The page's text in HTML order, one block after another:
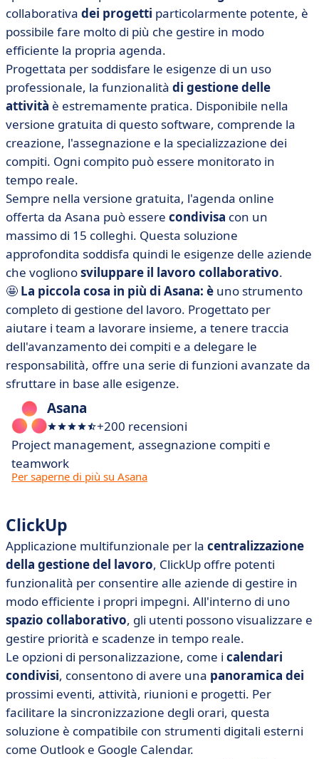
collaborativa dei progetti particolarmente potente, è
possibile fare molto di più che gestire in modo
efficiente la propria agenda.
Progettata per soddisfare le esigenze di un uso
professionale, la funzionalità di gestione delle
attività è estremamente pratica. Disponibile nella
versione gratuita di questo software, comprende la
creazione, l'assegnazione e la specializzazione dei
compiti. Ogni compito può essere monitorato in
tempo reale.
Sempre nella versione gratuita, l'agenda online
offerta da Asana può essere condivisa con un
massimo di 15 colleghi. Questa soluzione
approfondita soddisfa quindi le esigenze delle aziende
che voglionosviluppare il lavoro collaborativo.
🤩 La piccola cosa in più di Asana: è uno strumento
completo di gestione del lavoro. Progettato per
aiutare i team a lavorare insieme, a tenere traccia
dell'avanzamento dei compiti e a delegare le
responsabilità, offre una serie di funzioni avanzate da
sfruttare in base alle esigenze.
Asana
+200 recensioni
Project management, assegnazione compiti e
teamwork
Per saperne di più su Asana
ClickUp
Applicazione multifunzionale per la centralizzazione
della gestione del lavoro, ClickUp offre potenti
funzionalità per consentire alle aziende di gestire in
modo efficiente i propri impegni. All'interno di uno
spazio collaborativo, gli utenti possono visualizzare e
gestire priorità e scadenze in tempo reale.
Le opzioni di personalizzazione, come i calendari
condivisi, consentono di avere una panoramica dei
prossimi eventi, attività, riunioni e progetti. Per
facilitare la sincronizzazione degli orari, questa
soluzione è compatibile con strumenti digitali esterni
come Outlook e Google Calendar.